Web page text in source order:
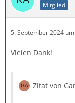
Mitglied
5. September 2024
Vielen Dank!
Zitat von